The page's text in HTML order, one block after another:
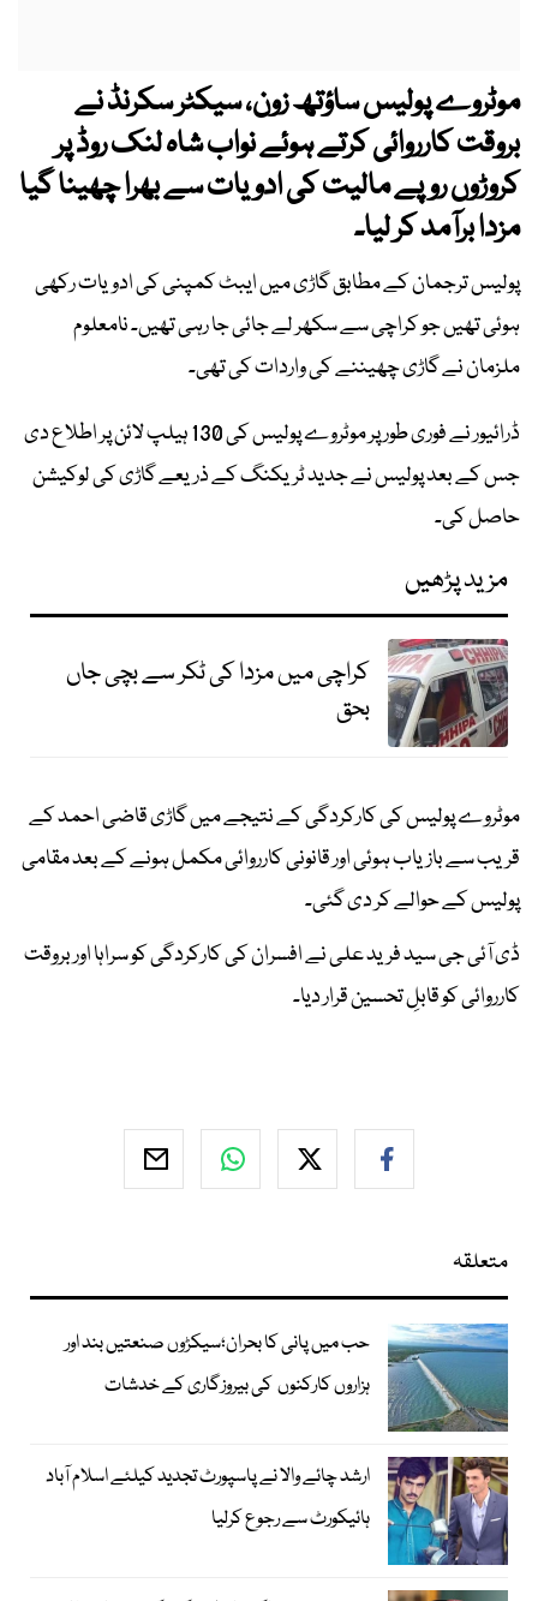
موٹروے پولیس ساؤتھ زون، سیکٹر سکرنڈ نے
بروقت کارروائی کرتے ہوئے نواب شاہ لنک روڈ پر
کروڑوں روپے مالیت کی ادویات سے بھرا چھینا گیا
مزدا برآمد کر لیا۔
پولیس ترجمان کے مطابق گاڑی میں ایبٹ کمپنی کی ادویات رکھی
ہوئی تھیں جو کراچی سے سکھر لے جائی جا رہی تھیں۔ نامعلوم
ملزمان نے گاڑی چھیننے کی واردات کی تھی۔
ڈرائیور نے فوری طور پر موٹروے پولیس کی 130 ہیلپ لائن پر اطلاع دی
جس کے بعد پولیس نے جدید ٹریکنگ کے ذریعے گاڑی کی لوکیشن
حاصل کی۔
مزید پڑھیں
کراچی میں مزدا کی ٹکر سے بچی جاں
بحق
موٹروے پولیس کی کارکردگی کے نتیجے میں گاڑی قاضی احمد کے
قریب سے بازیاب ہوئی اور قانونی کارروائی مکمل ہونے کے بعد مقامی
پولیس کے حوالے کر دی گئی۔
ڈی آئی جی سید فرید علی نے افسران کی کارکردگی کو سراہا اور بروقت
کارروائی کو قابلِ تحسین قرار دیا۔
متعلقہ
حب میں پانی کا بحران؛سیکڑوں صنعتیں بند اور
ہزاروں کارکنوں کی بیروزگاری کے خدشات
ارشد چائے والا نے پاسپورٹ تجدید کیلئے اسلام آباد
ہائیکورٹ سے رجوع کرلیا